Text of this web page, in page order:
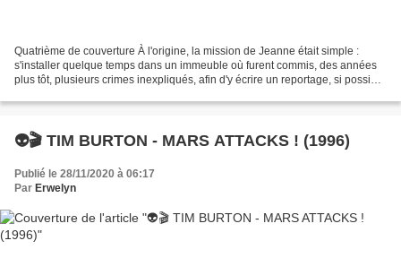
Quatrième de couverture À l'origine, la mission de Jeanne était simple :
s'installer quelque temps dans un immeuble où furent commis, des années
plus tôt, plusieurs crimes inexpliqués, afin d'y écrire un reportage, si possible
👽🎬 TIM BURTON - MARS ATTACKS ! (1996)
Publié le 28/11/2020 à 06:17
Par Erwelyn